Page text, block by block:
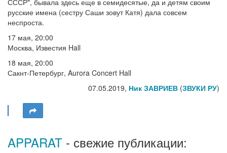
русские имена (сестру Саши зовут Катя) дала совсем
неспроста.
17 мая, 20:00
Москва, Известия Hall
18 мая, 20:00
Сакнт-Петербург, Aurora Concert Hall
07.05.2019, Ник ЗАВРИЕВ (ЗВУКИ РУ)
APPARAT - свежие публикации: